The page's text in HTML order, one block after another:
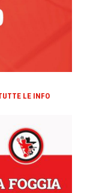
LE INFO